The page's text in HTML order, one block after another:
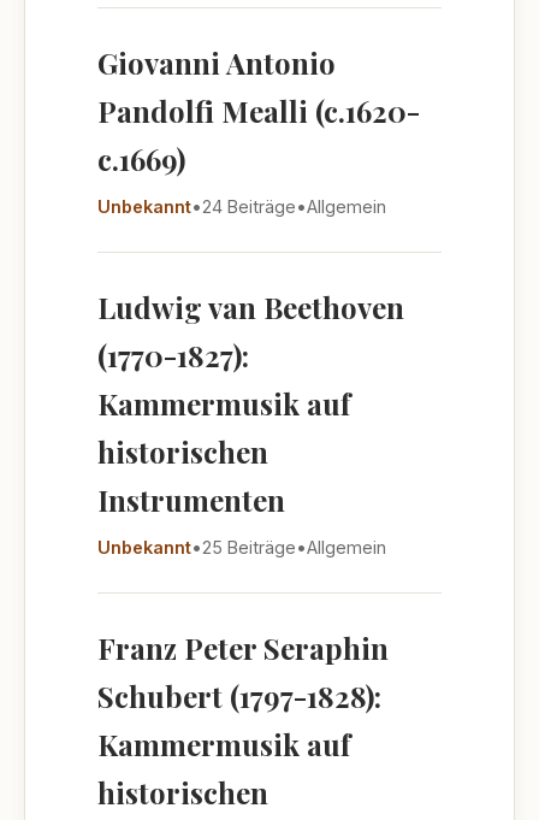
Giovanni Antonio
Pandolfi Mealli (c.1620-
c.1669)
Unbekannt•24 Beiträge•Allgemein
Ludwig van Beethoven
(1770-1827):
Kammermusik auf
historischen
Instrumenten
Unbekannt•25 Beiträge•Allgemein
Franz Peter Seraphin
Schubert (1797-1828):
Kammermusik auf
historischen